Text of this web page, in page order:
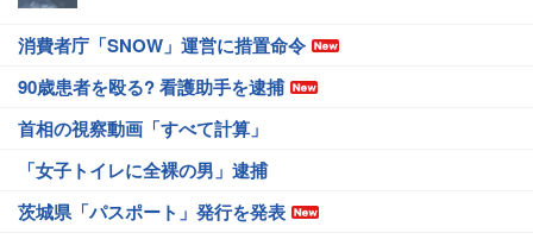
消費者庁「SNOW」運営に措置命令
90歳患者を殴る? 看護助手を逮捕
首相の視察動画「すべて計算」
「女子トイレに全裸の男」逮捕
茨城県「パスポート」発行を発表